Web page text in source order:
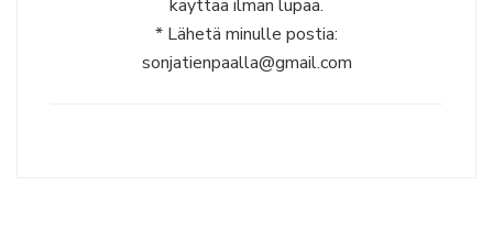
käyttää ilman lupaa.
* Lähetä minulle postia:
sonjatienpaalla@gmail.com